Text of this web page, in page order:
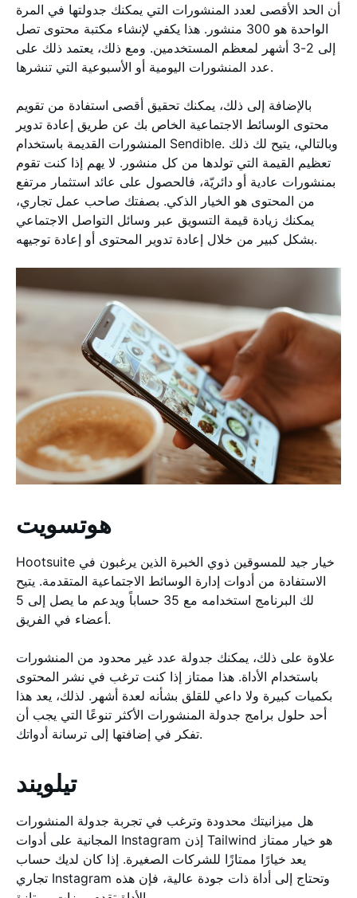
أن الحد الأقصى لعدد المنشورات التي يمكنك جدولتها في المرة
الواحدة هو 300 منشور. هذا يكفي لإنشاء مكتبة محتوى تصل
إلى 2-3 أشهر لمعظم المستخدمين. ومع ذلك، يعتمد ذلك على
عدد المنشورات اليومية أو الأسبوعية التي تنشرها.
بالإضافة إلى ذلك، يمكنك تحقيق أقصى استفادة من تقويم
محتوى الوسائط الاجتماعية الخاص بك عن طريق إعادة تدوير
المنشورات القديمة باستخدام Sendible. وبالتالي، يتيح لك ذلك
تعظيم القيمة التي تولدها من كل منشور. لا يهم إذا كنت تقوم
بمنشورات عادية أو دائريّة، فالحصول على عائد استثمار مرتفع
من المحتوى هو الخيار الذكي. بصفتك صاحب عمل تجاري،
يمكنك زيادة قيمة التسويق عبر وسائل التواصل الاجتماعي
بشكل كبير من خلال إعادة تدوير المحتوى أو إعادة توجيهه.
هوتسويت
Hootsuite خيار جيد للمسوقين ذوي الخبرة الذين يرغبون في
الاستفادة من أدوات إدارة الوسائط الاجتماعية المتقدمة. يتيح
لك البرنامج استخدامه مع 35 حساباً ويدعم ما يصل إلى 5
أعضاء في الفريق.
علاوة على ذلك، يمكنك جدولة عدد غير محدود من المنشورات
باستخدام الأداة. هذا ممتاز إذا كنت ترغب في نشر المحتوى
بكميات كبيرة ولا داعي للقلق بشأنه لعدة أشهر. لذلك، يعد هذا
أحد حلول برامج جدولة المنشورات الأكثر تنوعًا التي يجب أن
تفكر في إضافتها إلى ترسانة أدواتك.
تيلويند
هل ميزانيتك محدودة وترغب في تجربة جدولة المنشورات
المجانية على أدوات Instagram إذن Tailwind هو خيار ممتاز
يعد خيارًا ممتازًا للشركات الصغيرة. إذا كان لديك حساب
تجاري Instagram وتحتاج إلى أداة ذات جودة عالية، فإن هذه